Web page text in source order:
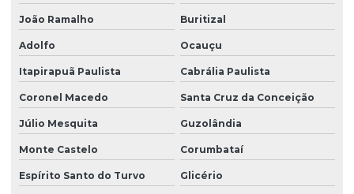
João Ramalho Buritizal
Adolfo Ocauçu
Itapirapuã Paulista Cabrália Paulista
Coronel Macedo Santa Cruz da Conceição
Júlio Mesquita Guzolândia
Monte Castelo Corumbataí
Espírito Santo do Turvo Glicério